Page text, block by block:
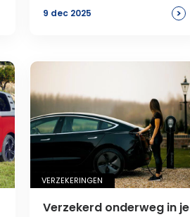
bij je auto past
9 dec 2025 >
VERZEKERINGEN
Verzekerd onderweg in je